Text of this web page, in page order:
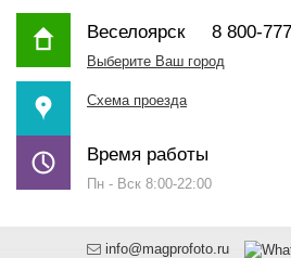
Веселоярск8 800-
Выберите Ваш город
Схема проезда
Время работы
Пн - Вск 8:00-22:00
info@magprofoto.ru